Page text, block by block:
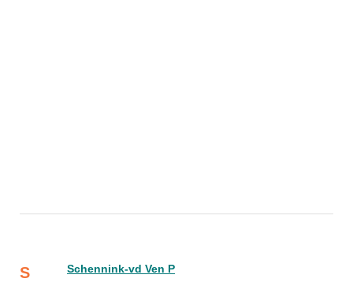
S Schennink-vd Ven P